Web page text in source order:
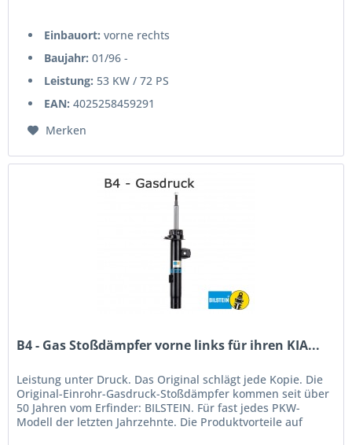
Einbauort: vorne rechts
Baujahr: 01/96 -
Leistung: 53 KW / 72 PS
EAN: 4025258459291
Merken
B4 - Gas Stoßdämpfer vorne links für ihren KIA...
Leistung unter Druck. Das Original schlägt jede Kopie. Die
Original-Einrohr-Gasdruck-Stoßdämpfer kommen seit über
50 Jahren vom Erfinder: BILSTEIN. Für fast jedes PKW-
Modell der letzten Jahrzehnte. Die Produktvorteile auf